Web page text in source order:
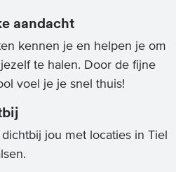
aandacht
kennen je en helpen je om
te halen. Door de fijne
voel je je snel thuis!
dichtbij jou met locaties in Tiel